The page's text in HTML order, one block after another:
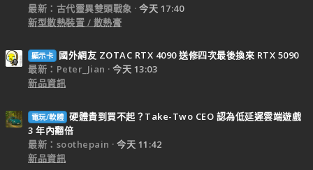
最新：古代靈異雙頭戰象
今天 17:40
新型散熱裝置 / 散熱膏
顯示卡
國外網友 ZOTAC RTX 4090 送修四次最後換來 RTX 5090
最新：Peter_Jian
今天 13:03
新品資訊
電玩/軟體 硬體貴到買不起？Take-Two CEO 認為低延遲雲端遊戲
3 年內翻倍
最新：soothepain
今天 11:42
新品資訊